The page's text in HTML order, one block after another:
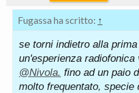
Fugassa ha scritto: ↑
se torni indietro alla
un'esperienza
@Nivola. fino ad un paio
molto frequentato, specie